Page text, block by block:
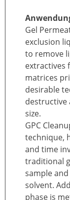
Gel
exclusion
to remove
extractives
matrices
desirable
destructive
size.
GPC
technique,
and time
traditional
sample
solvent.
phase is